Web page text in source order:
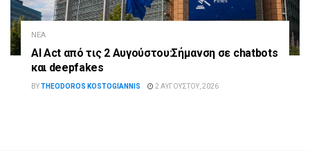
ΝΈΑ
AI Act από τις 2 Αυγούστου:Σήμανση σε chatbots
και deepfakes
BYTHEODOROS KOSTOGIANNIS 2 ΑΥΓΟΎΣΤΟΥ, 2026